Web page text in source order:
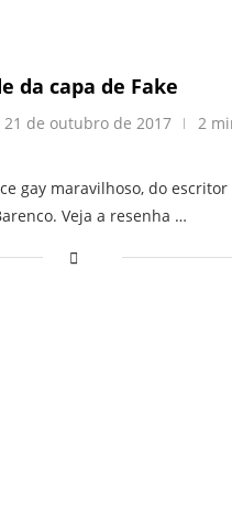
da capa de Fake
21 de outubro de 2017
2
gay maravilhoso, do escritor
Veja a resenha …